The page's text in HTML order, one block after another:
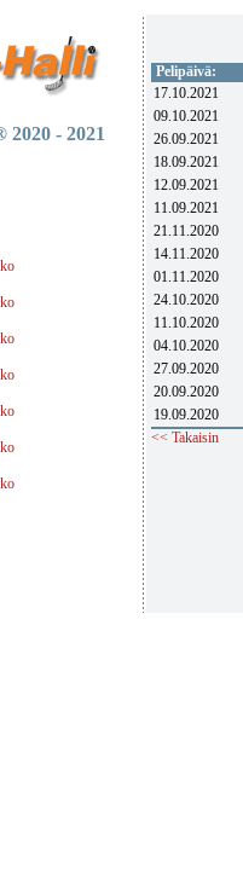
- 2021
Pelipäivä:
17.10.2021
09.10.2021
26.09.2021
18.09.2021
12.09.2021
11.09.2021
21.11.2020
14.11.2020
01.11.2020
24.10.2020
11.10.2020
04.10.2020
27.09.2020
20.09.2020
19.09.2020
<< Takaisin